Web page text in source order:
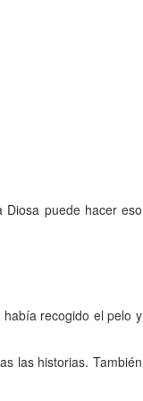
Diosa puede hacer eso
recogido el pelo y
las historias. También